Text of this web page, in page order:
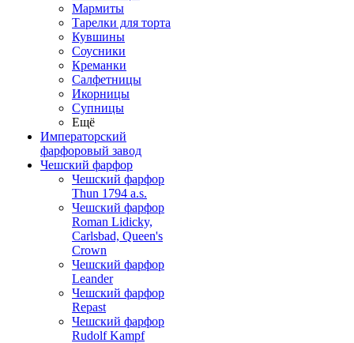
Мармиты
Тарелки для торта
Кувшины
Соусники
Креманки
Салфетницы
Икорницы
Супницы
Ещё
Императорский
фарфоровый завод
Чешский фарфор
Чешский фарфор
Thun 1794 a.s.
Чешский фарфор
Roman Lidicky,
Carlsbad, Queen's
Crown
Чешский фарфор
Leander
Чешский фарфор
Repast
Чешский фарфор
Rudolf Kampf